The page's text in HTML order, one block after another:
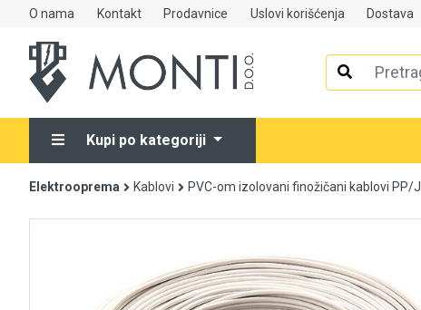
O nama Kontakt Prodavnice Uslovi korišćenja Dostava
Kupi po kategoriji
Alati
Elektrooprema
Grijanje i klimatizacija
Mjerno-regulaciona oprema
Elektrooprema Kablovi PVC-om izolovani finožičani kablovi PP/J